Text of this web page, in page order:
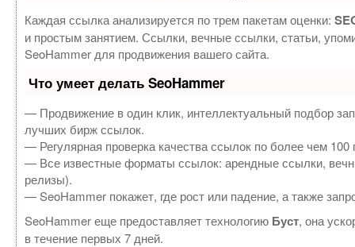
Каждая ссылка анализируется по трем пакетам оценки:
и простым занятием. Ссылки, вечные ссылки, статьи,
SeoHammer для продвижения вашего сайта.
Что умеет делать SeoHammer
— Продвижение в один клик, интеллектуальный подбор
лучших бирж ссылок.
— Регулярная проверка качества ссылок по более чем
— Все известные форматы ссылок: арендные ссылки,
релизы).
— SeoHammer покажет, где рост или падение, а также
SeoHammer еще предоставляет технологию Буст, она
в течение первых 7 дней.